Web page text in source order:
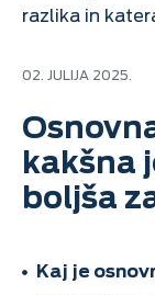
razlika in
02. JULIJA 2025.
kakšna
boljša
Kaj je